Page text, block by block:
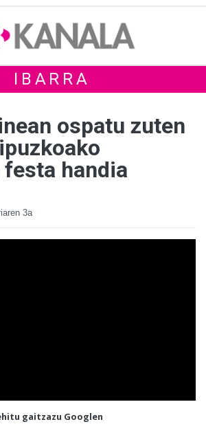
IBARRA
ospatu zuten
handia
3a
gaitzazu Googlen